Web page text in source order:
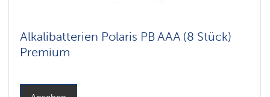
Alkalibatterien Polaris PB AAA (8 Stück)
Premium